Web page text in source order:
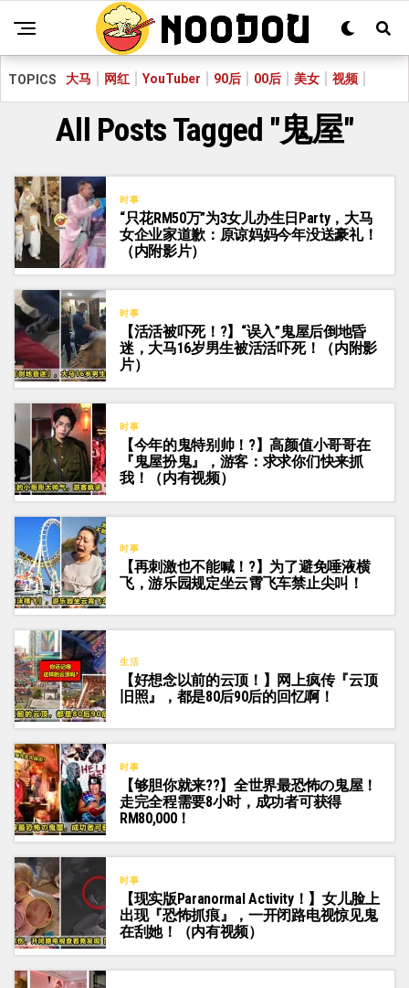
TOPICS 大马 网红 YouTuber 90后 00后 美女 视频
All Posts Tagged "鬼屋"
时事
“只花RM50万”为3女儿办生日Party，大马
女企业家道歉：原谅妈妈今年没送豪礼！
（内附影片）
时事
【活活被吓死！?】“误入”鬼屋后倒地昏
迷，大马16岁男生被活活吓死！（内附影
片）
时事
【今年的鬼特别帅！?】高颜值小哥哥在
『鬼屋扮鬼』，游客：求求你们快来抓
我！（内有视频）
时事
【再刺激也不能喊！?】为了避免唾液横
飞，游乐园规定坐云霄飞车禁止尖叫！
生活
【好想念以前的云顶！】网上疯传『云顶
旧照』，都是80后90后的回忆啊！
时事
【够胆你就来??】全世界最恐怖の鬼屋！
走完全程需要8小时，成功者可获得
RM80,000！
时事
【现实版Paranormal Activity！】女儿脸上
出现『恐怖抓痕』，一开闭路电视惊见鬼
在刮她！（内有视频）